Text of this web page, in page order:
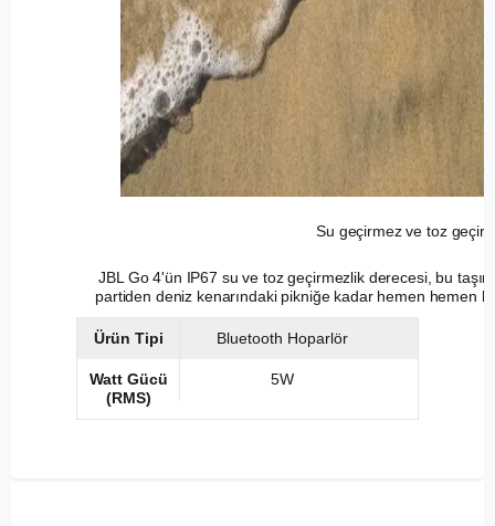
Su geçirmez ve toz
JBL Go 4'ün IP67 su ve toz geçirmezlik derecesi, bu
partiden deniz kenarındaki pikniğe kadar hemen hemen
Ürün Tipi Bluetooth Hoparlör
Watt Gücü
(RMS)
5W